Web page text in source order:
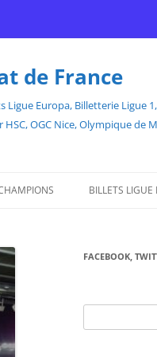
de France
Europa, Billetterie Ligue
OGC Nice, Olympique de
BILLETS LIGUE
FACEBOOK,
for: